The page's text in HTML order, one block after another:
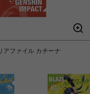
アファイル カチーナ